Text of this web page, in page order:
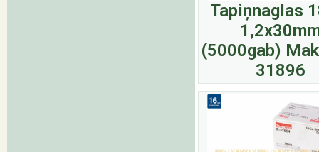
Tapiņnaglas
(5000gab)
31896